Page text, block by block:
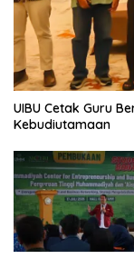
UIBU Cetak Guru
Kebudiutamaan